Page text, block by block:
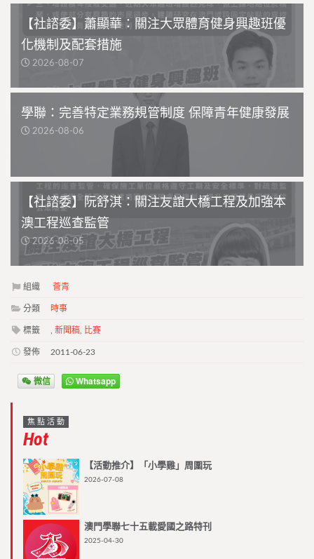
【社諮委】蕭顯華：關注大眾體育健身興趣班優
化機制及配套措施
2026-08-07
學聯：完善特定業務規管制度 保障青年健康發展
2026-08-06
【社諮委】阮舒淇：關注友誼大橋工程及加強本
澳工程巡查監管
2026-08-05
組織 薈青
分類 時事
標籤 新聞稿 比賽
發佈 2011-06-23
微信 Whatsapp
焦點活動
Hot
【活動推介】「小學雞」周圍玩
2026-07-08
澳門學聯七十五載愛國之路特刊
2025-04-30